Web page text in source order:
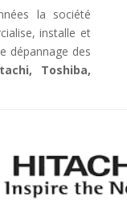
la société
installe et
dépannage des
Toshiba,